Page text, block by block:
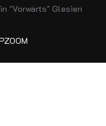
"Vorwärts" Glesien